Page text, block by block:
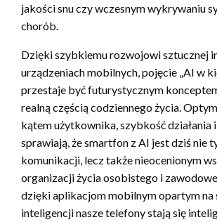
jakości snu czy wczesnym wykrywaniu
chorób.
Dzięki szybkiemu rozwojowi sztucznej
urządzeniach mobilnych, pojęcie „AI w
przestaje być futurystycznym
realną częścią codziennego życia.
kątem użytkownika, szybkość działania
sprawiają, że smartfon z AI jest dziś nie
komunikacji, lecz także nieocenionym
organizacji życia osobistego i
dzięki aplikacjom mobilnym opartym na
inteligencji nasze telefony stają się